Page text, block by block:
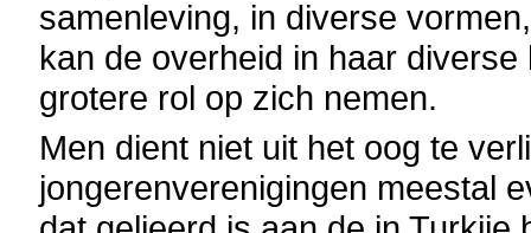
samenleving, in diverse
kan de overheid in haar
grotere rol op zich nemen.
Men dient niet uit het oog te
jongerenverenigingen meestal